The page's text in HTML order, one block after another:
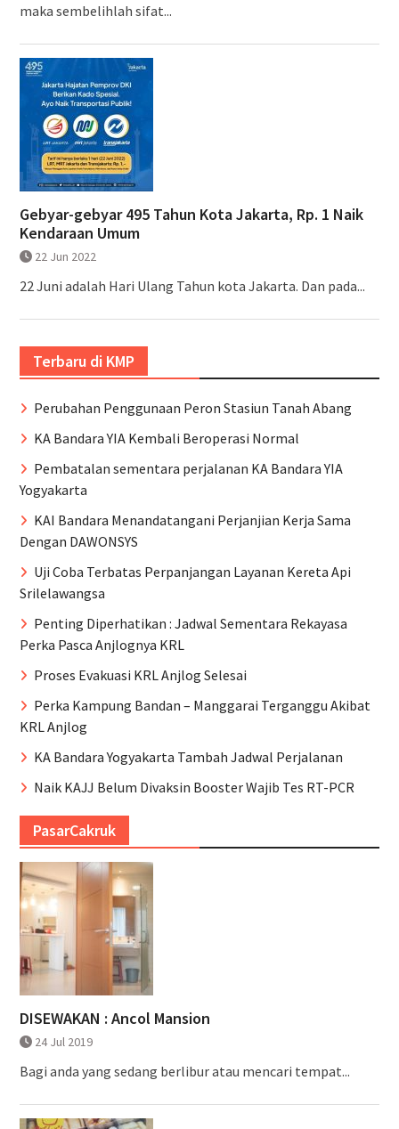
maka sembelihlah sifat...
Gebyar-gebyar 495 Tahun Kota Jakarta, Rp. 1 Naik
Kendaraan Umum
22 Jun 2022
22 Juni adalah Hari Ulang Tahun kota Jakarta. Dan pada...
Terbaru di KMP
Perubahan Penggunaan Peron Stasiun Tanah Abang
KA Bandara YIA Kembali Beroperasi Normal
Pembatalan sementara perjalanan KA Bandara YIA
Yogyakarta
KAI Bandara Menandatangani Perjanjian Kerja Sama
Dengan DAWONSYS
Uji Coba Terbatas Perpanjangan Layanan Kereta Api
Srilelawangsa
Penting Diperhatikan : Jadwal Sementara Rekayasa
Perka Pasca Anjlognya KRL
Proses Evakuasi KRL Anjlog Selesai
Perka Kampung Bandan – Manggarai Terganggu Akibat
KRL Anjlog
KA Bandara Yogyakarta Tambah Jadwal Perjalanan
Naik KAJJ Belum Divaksin Booster Wajib Tes RT-PCR
PasarCakruk
DISEWAKAN : Ancol Mansion
24 Jul 2019
Bagi anda yang sedang berlibur atau mencari tempat...